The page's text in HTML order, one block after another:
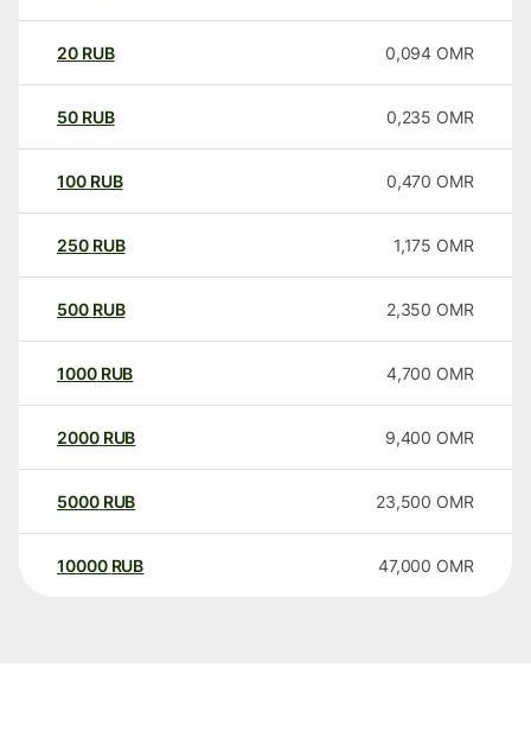
20 RUB 0,094 OMR
50 RUB 0,235 OMR
100 RUB 0,470 OMR
250 RUB 1,175 OMR
500 RUB 2,350 OMR
1000 RUB 4,700 OMR
2000 RUB 9,400 OMR
5000 RUB 23,500 OMR
10000 RUB 47,000 OMR